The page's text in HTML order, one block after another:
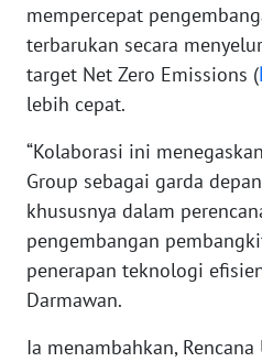
mempercepat
terbarukan secara
target Net Zero Emissions (
lebih cepat.
“Kolaborasi ini
Group sebagai garda
khususnya dalam
pengembangan
penerapan teknologi
Darmawan.
Ia menambahkan, Rencana
PAPUA
WN
BARAT
WN
RIAU
WN